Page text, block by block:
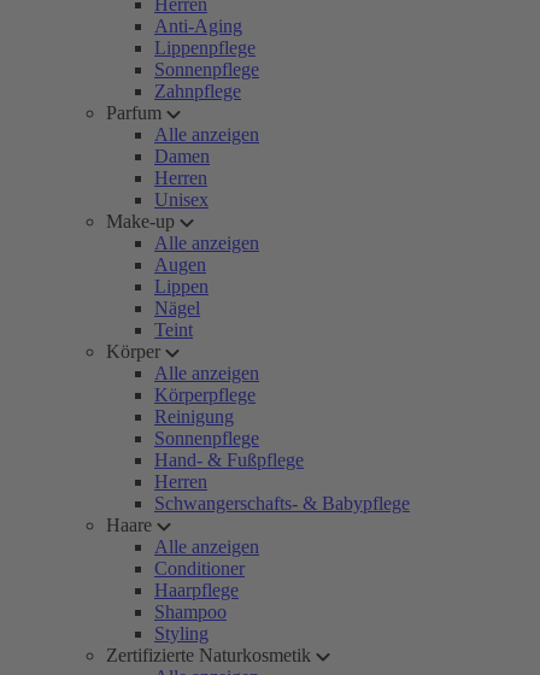
Herren
Anti-Aging
Lippenpflege
Sonnenpflege
Zahnpflege
Parfum
Alle anzeigen
Damen
Herren
Unisex
Make-up
Alle anzeigen
Augen
Lippen
Nägel
Teint
Körper
Alle anzeigen
Körperpflege
Reinigung
Sonnenpflege
Hand- & Fußpflege
Herren
Schwangerschafts- & Babypflege
Haare
Alle anzeigen
Conditioner
Haarpflege
Shampoo
Styling
Zertifizierte Naturkosmetik